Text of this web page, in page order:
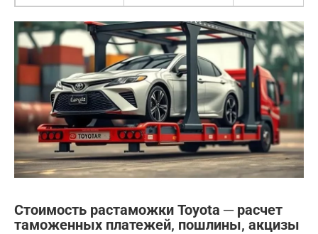
Стоимость растаможки Toyota ─ расчет
таможенных платежей‚ пошлины‚ акцизы